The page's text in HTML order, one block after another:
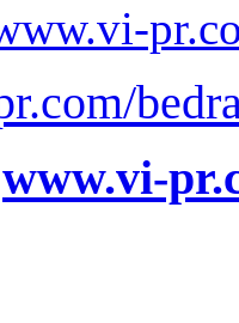
com/
www.vi-